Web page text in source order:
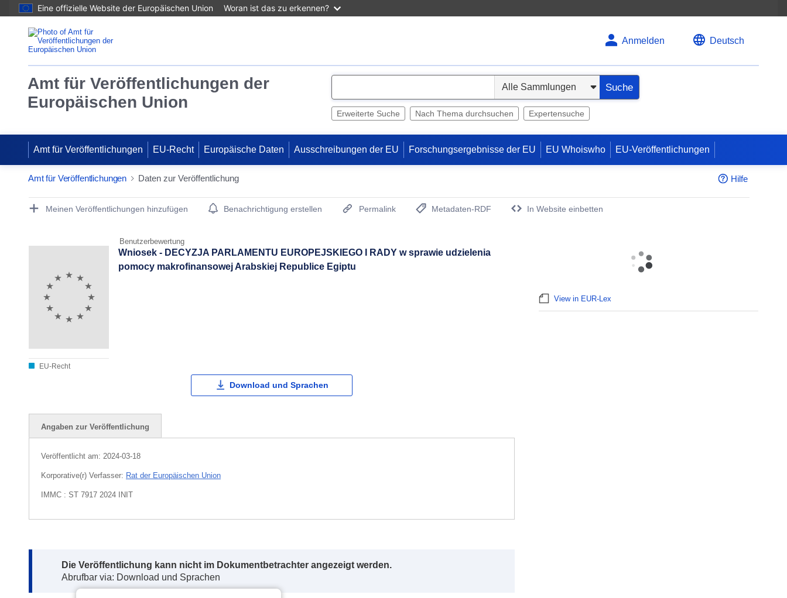
Eine offizielle Website der Europäischen Union Woran ist das zu erkennen?
Anmelden Deutsch
Amt für Veröffentlichungen der
Europäischen Union
e
Suche
Erweiterte Suche Nach Thema durchsuchen Expertensuche
Amt für Veröffentlichungen EU-Recht Europäische Daten Ausschreibungen der EU Forschungsergebnisse der EU EU Whoiswho EU-Veröffentlichungen
Amt für Veröffentlichungen Daten zur Veröffentlichung Hilfe
Publication Detail Actions Portlet
Meinen Veröffentlichungen hinzufügen Benachrichtigung erstellen Permalink
Metadaten-RDF
In Website einbetten
Benutzerbewertung
EU-Recht
Wniosek - DECYZJA PARLAMENTU EUROPEJSKIEGO I RADY w sprawie udzielenia
pomocy makrofinansowej Arabskiej Republice Egiptu
Download und Sprachen
Angaben zur Veröffentlichung
Veröffentlicht am: 2024-03-18
Korporative(r) Verfasser: Rat der Europäischen Union
IMMC : ST 7917 2024 INIT
Note:
Die Veröffentlichung kann nicht im Dokumentbetrachter angezeigt werden.
Abrufbar via: Download und Sprachen
View in EUR-Lex